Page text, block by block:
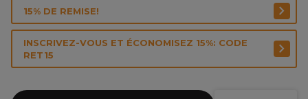
15% DE REMISE!
INSCRIVEZ-VOUS ET ÉCONOMISEZ 15%: CODE
RET15